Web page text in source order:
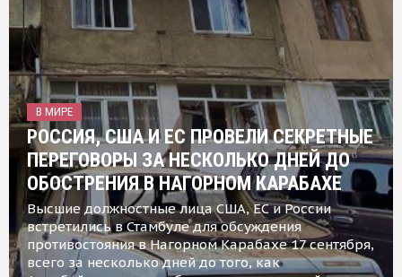
В МИРЕ
РОССИЯ, США И ЕС ПРОВЕЛИ СЕКРЕТНЫЕ
ПЕРЕГОВОРЫ ЗА НЕСКОЛЬКО ДНЕЙ ДО
ОБОСТРЕНИЯ В НАГОРНОМ КАРАБАХЕ
Высшие должностные лица США, ЕС и России
встретились в Стамбуле для обсуждения
противостояния в Нагорном Карабахе 17 сентября,
всего за несколько дней до того, как